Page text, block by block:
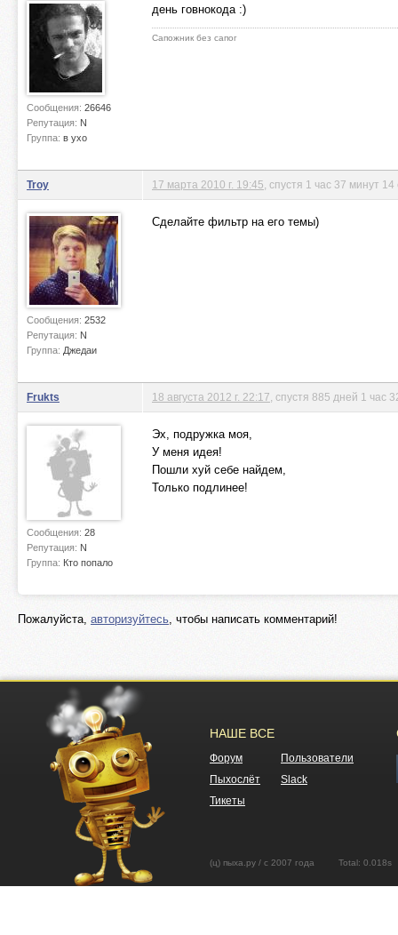
Сообщения: 26646
Репутация: N
Группа: в ухо
день говнокода :)
Сапожник без сапог
Troy
Сообщения: 2532
Репутация: N
Группа: Джедаи
17 марта 2010 г. 19:45 , спустя 1 час 37 минут 14
Сделайте фильтр на его темы)
Frukts
Сообщения: 28
Репутация: N
Группа: Кто попало
18 августа 2012 г. 22:17 , спустя 885 дней 1 час
Эх, подружка моя,
У меня идея!
Пошли хуй себе найдем,
Только подлинее!
Пожалуйста, авторизуйтесь, чтобы написать комментарий!
НАШЕ ВСЕ
Форум
Пользователи
Пыхослёт
Slack
Тикеты
(ц) пыха.ру / с 2007 года Total: